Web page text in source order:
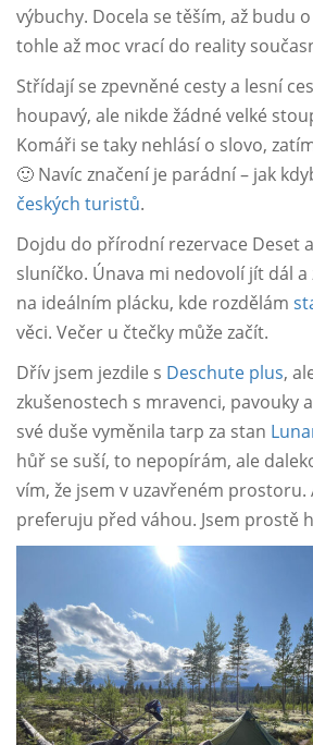
výbuchy. Docela se těším, až budu
tohle až moc vrací do reality
Střídají se zpevněné cesty a lesní
houpavý, ale nikde žádné velké
Komáři se taky nehlásí o slovo,
🙂 Navíc značení je parádní – jak
českých turistů.
Dojdu do přírodní rezervace Deset
sluníčko. Únava mi nedovolí jít dál
na ideálním plácku, kde rozdělám
věci. Večer u čtečky může začít.
Dřív jsem jezdile s Deschute plus,
zkušenostech s mravenci, pavouky
své duše vyměnila tarp za stan
hůř se suší, to nepopírám, ale
vím, že jsem v uzavřeném prostoru.
preferuju před váhou. Jsem prostě